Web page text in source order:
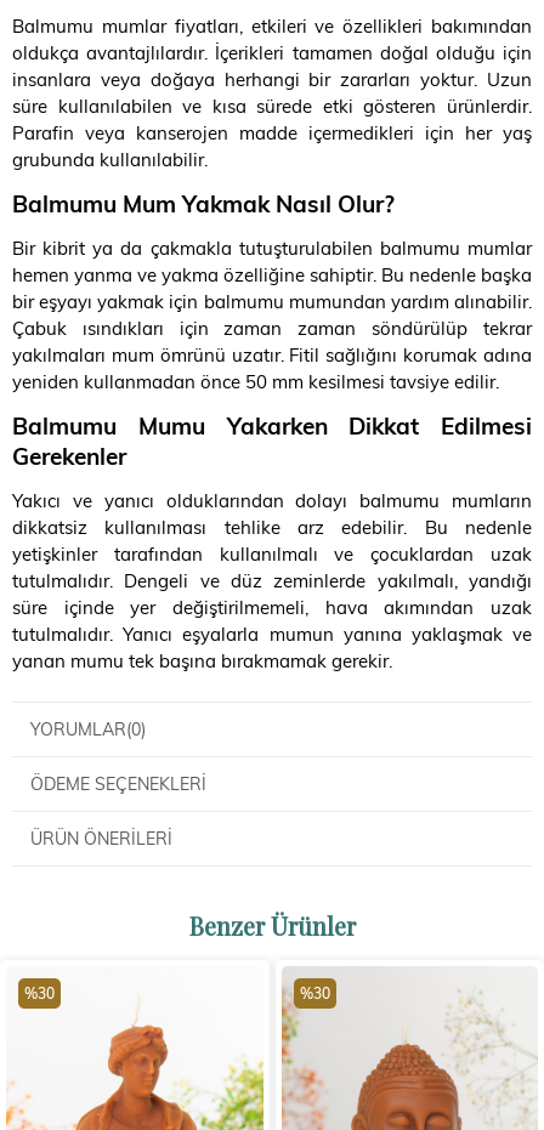
Balmumu mumlar fiyatları, etkileri ve özellikleri bakımından
oldukça avantajlılardır. İçerikleri tamamen doğal olduğu için
insanlara veya doğaya herhangi bir zararları yoktur. Uzun
süre kullanılabilen ve kısa sürede etki gösteren ürünlerdir.
Parafin veya kanserojen madde içermedikleri için her yaş
grubunda kullanılabilir.
Balmumu Mum Yakmak Nasıl Olur?
Bir kibrit ya da çakmakla tutuşturulabilen balmumu mumlar
hemen yanma ve yakma özelliğine sahiptir. Bu nedenle başka
bir eşyayı yakmak için balmumu mumundan yardım alınabilir.
Çabuk ısındıkları için zaman zaman söndürülüp tekrar
yakılmaları mum ömrünü uzatır. Fitil sağlığını korumak adına
yeniden kullanmadan önce 50 mm kesilmesi tavsiye edilir.
Balmumu Mumu Yakarken Dikkat Edilmesi
Gerekenler
Yakıcı ve yanıcı olduklarından dolayı balmumu mumların
dikkatsiz kullanılması tehlike arz edebilir. Bu nedenle
yetişkinler tarafından kullanılmalı ve çocuklardan uzak
tutulmalıdır. Dengeli ve düz zeminlerde yakılmalı, yandığı
süre içinde yer değiştirilmemeli, hava akımından uzak
tutulmalıdır. Yanıcı eşyalarla mumun yanına yaklaşmak ve
yanan mumu tek başına bırakmamak gerekir.
YORUMLAR(0)
ÖDEME SEÇENEKLERI
ÜRÜN ÖNERILERI
Benzer Ürünler
%30 %30